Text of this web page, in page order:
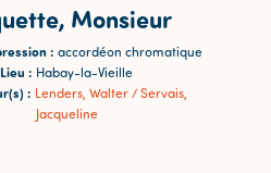
Monsieur
: accordéon chromatique
Lieu : Habay-la-Vieille
: Lenders, Walter / Servais,
Jacqueline